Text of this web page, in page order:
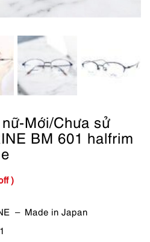
Mới/Chưa sử
BM 601 halfrim
)
– Made in Japan